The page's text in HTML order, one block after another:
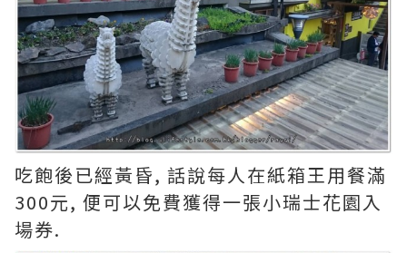
吃飽後已經黃昏, 話說每人在紙箱王用餐滿
300元, 便可以免費獲得一張小瑞士花園入
場券.